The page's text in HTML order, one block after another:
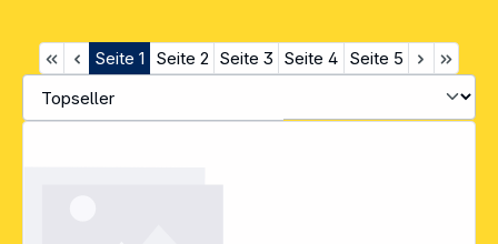
Seite 1 Seite 2 Seite 3 Seite 4 Seite 5